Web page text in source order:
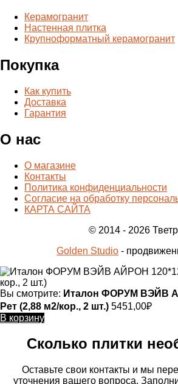
Керамогранит
Настенная плитка
Крупноформатный керамогранит
Покупка
Как купить
Доставка
Гарантия
О нас
О магазине
Контакты
Политика конфиденциальности
Согласие на обработку
КАРТА САЙТА
© 2014 - 2026
Golden Studio -
Вы смотрите: Италон ФОРУМ ВЭЙВ
Рет (2,88 м2/кор., 2 шт.) 5451,00₽
В корзину
Сколько плитки
Оставьте свои контакты и мы
уточнения вашего вопроса.